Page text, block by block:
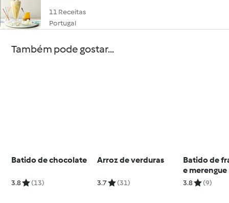
11 Receitas
Portugal
Também pode gostar...
Batido de chocolate
3.8 (13)
Arroz de verduras
3.7 (31)
Batido de
e merengue
3.8 (9)